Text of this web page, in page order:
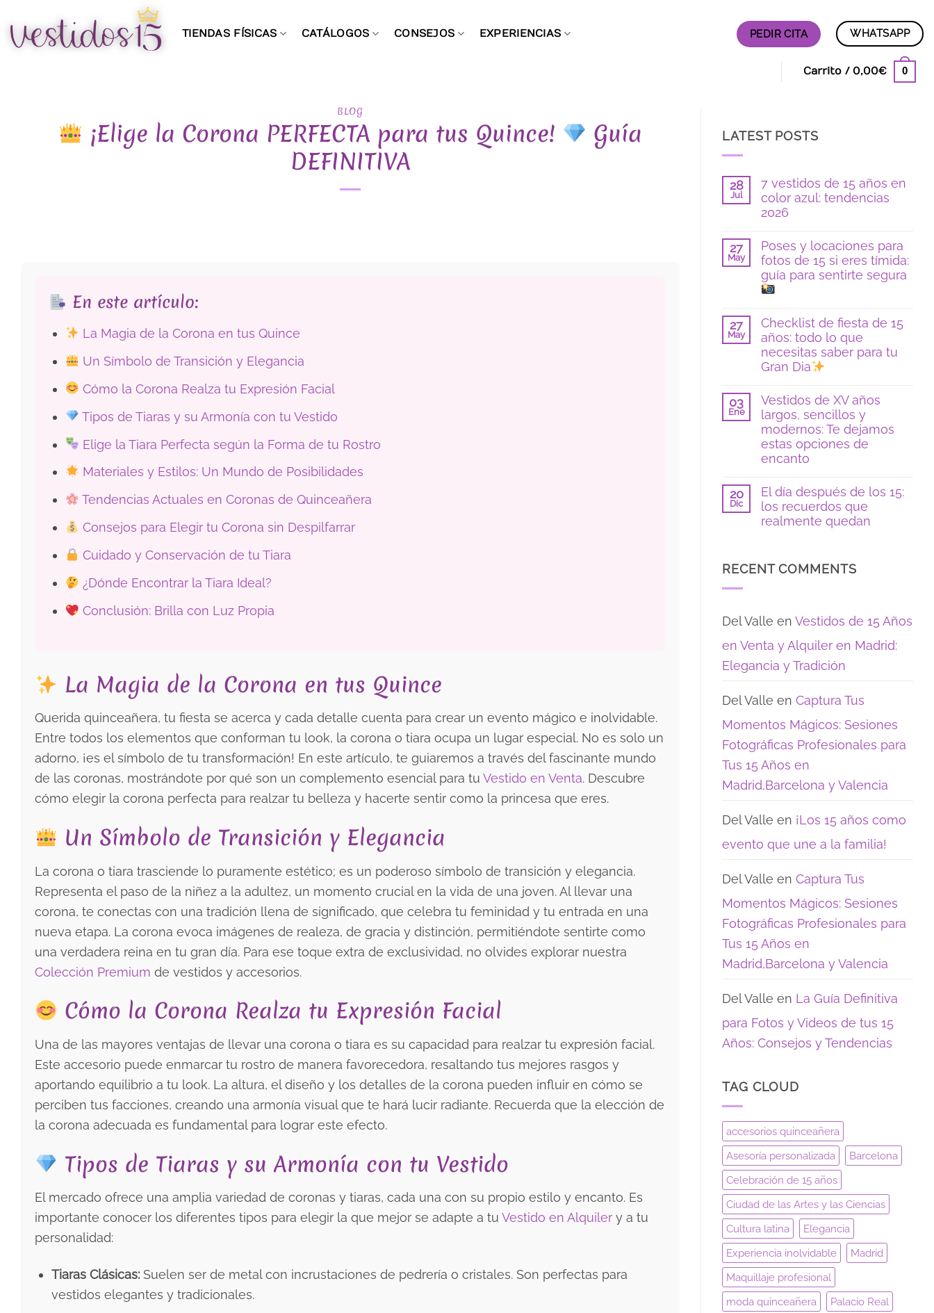
contenido
TIENDAS FÍSICAS CATÁLOGOS CONSEJOS EXPERIENCIAS PEDIR CITA WHATSAPP
Carrito / 0,00€ 0
BLOG
¡Elige la Corona PERFECTA para tus Quince!
Guía
DEFINITIVA
En este artículo:
La Magia de la Corona en tus Quince
Un Símbolo de Transición y Elegancia
Cómo la Corona Realza tu Expresión Facial
Tipos de Tiaras y su Armonía con tu Vestido
Elige la Tiara Perfecta según la Forma de tu Rostro
Materiales y Estilos: Un Mundo de Posibilidades
Tendencias Actuales en Coronas de Quinceañera
Consejos para Elegir tu Corona sin Despilfarrar
Cuidado y Conservación de tu Tiara
¿Dónde Encontrar la Tiara Ideal?
Conclusión: Brilla con Luz Propia
La Magia de la Corona en tus Quince
Querida quinceañera, tu fiesta se acerca y cada detalle cuenta para crear un evento mágico e inolvidable.
Entre todos los elementos que conforman tu look, la corona o tiara ocupa un lugar especial. No es solo un
adorno, ¡es el símbolo de tu transformación! En este artículo, te guiaremos a través del fascinante mundo
de las coronas, mostrándote por qué son un complemento esencial para tu Vestido en Venta. Descubre
cómo elegir la corona perfecta para realzar tu belleza y hacerte sentir como la princesa que eres.
Un Símbolo de Transición y Elegancia
La corona o tiara trasciende lo puramente estético; es un poderoso símbolo de transición y elegancia.
Representa el paso de la niñez a la adultez, un momento crucial en la vida de una joven. Al llevar una
corona, te conectas con una tradición llena de significado, que celebra tu feminidad y tu entrada en una
nueva etapa. La corona evoca imágenes de realeza, de gracia y distinción, permitiéndote sentirte como
una verdadera reina en tu gran día. Para ese toque extra de exclusividad, no olvides explorar nuestra
Colección Premium de vestidos y accesorios.
Cómo la Corona Realza tu Expresión Facial
Una de las mayores ventajas de llevar una corona o tiara es su capacidad para realzar tu expresión facial.
Este accesorio puede enmarcar tu rostro de manera favorecedora, resaltando tus mejores rasgos y
aportando equilibrio a tu look. La altura, el diseño y los detalles de la corona pueden influir en cómo se
perciben tus facciones, creando una armonía visual que te hará lucir radiante. Recuerda que la elección de
la corona adecuada es fundamental para lograr este efecto.
Tipos de Tiaras y su Armonía con tu Vestido
El mercado ofrece una amplia variedad de coronas y tiaras, cada una con su propio estilo y encanto. Es
importante conocer los diferentes tipos para elegir la que mejor se adapte a tu Vestido en Alquiler y a tu
personalidad:
Tiaras Clásicas:Suelen ser de metal con incrustaciones de pedrería o cristales. Son perfectas para
vestidos elegantes y tradicionales.
LATEST POSTS
28
Jul
7 vestidos de 15 años en
color azul: tendencias
2026
hay
comentarios
en
vestidos
de
en
color
azul:
tendencias
2026
27
May
Poses y locaciones para
fotos de 15 si eres tímida:
guía para sentirte segura
hay
comentarios
en
y
locaciones
de
15
si
eres
tímida:
guía
para
27
May
Checklist de fiesta de 15
años: todo lo que
necesitas saber para tu
Gran Dia
hay
comentarios
en
Checklist
de
fiesta
de
15
todo
lo
que
necesitas
saber
Dia
03
Ene
Vestidos de XV años
largos, sencillos y
modernos: Te dejamos
estas opciones de
encanto
hay
comentarios
en
Vestidos
de
sencillos
estas
de
encanto
20
Dic
El día después de los 15:
los recuerdos que
realmente quedan
en
los
los
recuerdos
que
realmente
RECENT COMMENTS
Del Valle en Vestidos de 15 Años
en Venta y Alquiler en Madrid:
Elegancia y Tradición
Del Valle en Captura Tus
Momentos Mágicos: Sesiones
Fotográficas Profesionales para
Tus 15 Años en
Madrid,Barcelona y Valencia
Del Valle en ¡Los 15 años como
evento que une a la familia!
Del Valle en Captura Tus
Momentos Mágicos: Sesiones
Fotográficas Profesionales para
Tus 15 Años en
Madrid,Barcelona y Valencia
Del Valle en La Guía Definitiva
para Fotos y Videos de tus 15
Años: Consejos y Tendencias
TAG CLOUD
accesorios quinceañera
Asesoría personalizada Barcelona
Celebración de 15 años
Ciudad de las Artes y las Ciencias
Cultura latina Elegancia
Experiencia inolvidable Madrid
Maquillaje profesional
moda quinceañera Palacio Real